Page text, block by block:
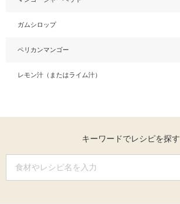
ガムシロップ
ペリカンマンゴー
レモン汁（またはライム汁）
キーワードでレシピを探す